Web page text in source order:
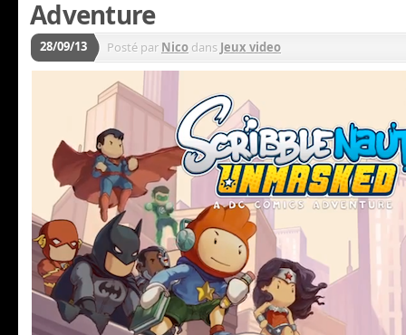
Adventure
28/09/13 Posté par Nico dans Jeux video